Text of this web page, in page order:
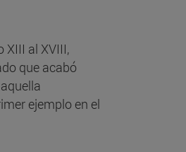
XIII al XVIII,
que acabó
ejemplo en el